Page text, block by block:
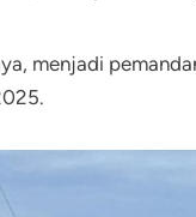
menjadi